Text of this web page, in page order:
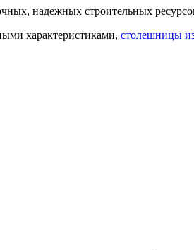
надежных строительных
характеристиками, столешницы